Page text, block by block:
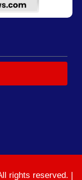
rights reserved. |